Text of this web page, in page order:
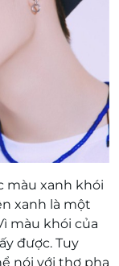
màu xanh khói
xanh là một
màu khói của
được. Tuy
nói với thợ pha